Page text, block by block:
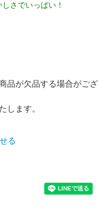
さでいっぱい！
品が欠品する場合がござ
します。
る